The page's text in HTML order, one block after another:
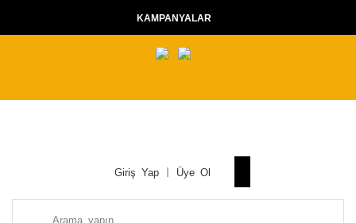
KAMPANYALAR
Giriş Yap Üye Ol